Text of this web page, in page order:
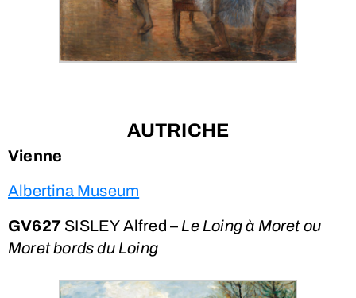
AUTRICHE
Vienne
Albertina Museum
GV627 SISLEY Alfred – Le Loing à Moret ou
Moret bords du Loing